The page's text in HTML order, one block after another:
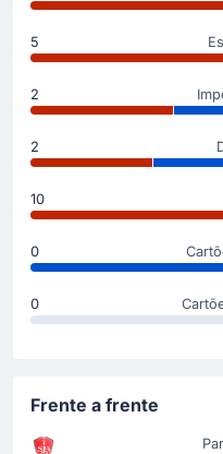
5
2
2
10
0
0
Frente a frente